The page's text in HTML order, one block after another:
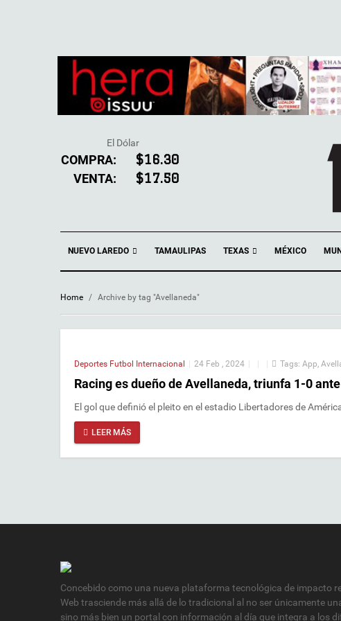
El Dólar
COMPRA: $16.30
VENTA: $17.50
NUEVO LAREDO TAMAULIPAS TEXAS MÉXICO
Home / Archive by tag "Avellaneda"
Deportes Futbol Internacional 24 Feb , 2024 Tags: App,
Racing es dueño de Avellaneda, triunfa 1-0
El gol que definió el pleito en el estadio Libertadores de
LEER MÁS
Concebido como una nueva plataforma tecnológica de impacto
Web trasciende más allá de lo tradicional al no ser únicamente
sino más bien un portal con información al día que integra a los